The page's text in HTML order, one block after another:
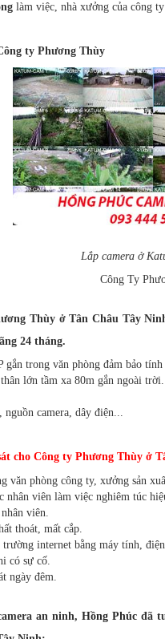
làm việc, nhà xưởng của công
ty Phương Thùy
Lắp camera ở
Công Ty
Thùy ở Tân Châu Tây
24 tháng.
trong văn phòng đảm bảo
lớn tầm xa 80m gắn ngoài trời.
camera, dây điện...
cho Công ty Phương Thùy ở
văn phòng công ty, xưởng sản
viên làm việc nghiêm túc
viên.
thoát, mất cắp.
internet bằng máy tính,
có sự cố.
ngày đêm.
an ninh,Hồng Phúc đã